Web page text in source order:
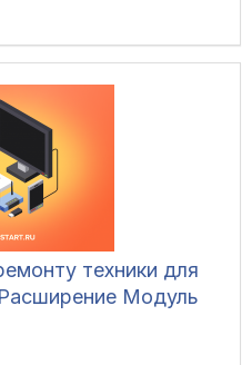
техники для
Модуль